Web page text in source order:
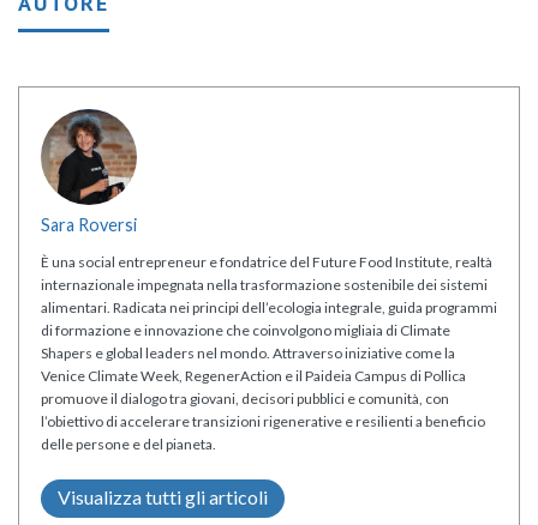
Sara Roversi
È una social entrepreneur e fondatrice del Future Food Institute, realtà
internazionale impegnata nella trasformazione sostenibile dei sistemi
alimentari. Radicata nei principi dell’ecologia integrale, guida programmi
di formazione e innovazione che coinvolgono migliaia di Climate
Shapers e global leaders nel mondo. Attraverso iniziative come la
Venice Climate Week, RegenerAction e il Paideia Campus di Pollica
promuove il dialogo tra giovani, decisori pubblici e comunità, con
l’obiettivo di accelerare transizioni rigenerative e resilienti a beneficio
delle persone e del pianeta.
Visualizza tutti gli articoli